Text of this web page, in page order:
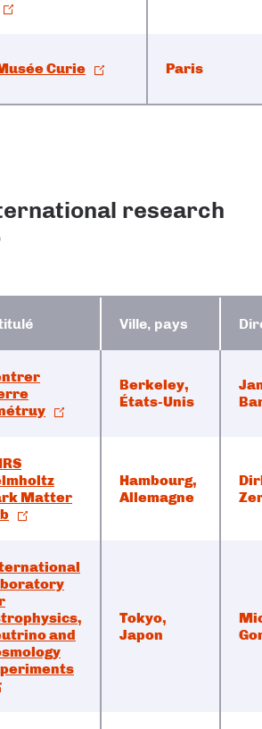
Curie Paris
research
Ville, pays
Berkeley,
États-Unis
Matter
Hambourg,
Allemagne
and
Tokyo,
Japon